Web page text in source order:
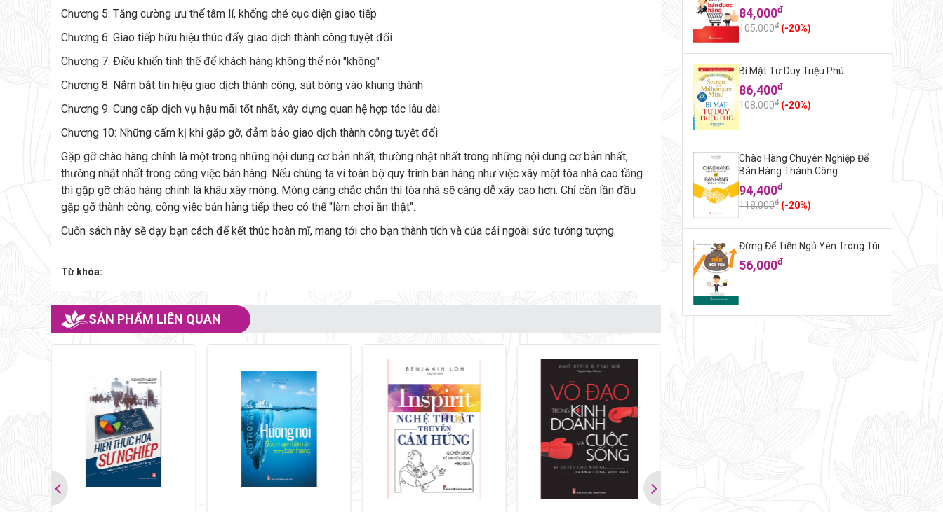
Chương 5: Tăng cường ưu thế tâm lí, khống ché cục diện giao tiếp
Chương 6: Giao tiếp hữu hiệu thúc đẩy giao dịch thành công tuyệt đối
Chương 7: Điều khiển tình thế để khách hàng không thể nói "không"
Chương 8: Nắm bắt tín hiệu giao dịch thành công, sút bóng vào khung thành
Chương 9: Cung cấp dịch vụ hậu mãi tốt nhất, xây dựng quan hệ hợp tác lâu dài
Chương 10: Những cấm kị khi gặp gỡ, đảm bảo giao dịch thành công tuyệt đối
Gặp gỡ chào hàng chính là một trong những nội dung cơ bản nhất, thường nhật nhất trong những nội dung cơ bản nhất,
thường nhật nhất trong công việc bán hàng. Nếu chúng ta ví toàn bộ quy trình bán hàng như việc xây một tòa nhà cao tầng
thì gặp gỡ chào hàng chính là khâu xây móng. Móng càng chắc chắn thì tòa nhà sẽ càng dễ xây cao hơn. Chỉ cần lần đầu
gặp gỡ thành công, công việc bán hàng tiếp theo có thể "làm chơi ăn thật".
Cuốn sách này sẽ dạy bạn cách để kết thúc hoàn mĩ, mang tới cho bạn thành tích và của cải ngoài sức tưởng tượng.
Từ khóa:
SẢN PHẨM LIÊN QUAN
84,000đ
105,000đ (-20%)
Bí Mật Tư Duy Triệu Phú
86,400đ
108,000đ (-20%)
Chào Hàng Chuyên Nghiệp Để
Bán Hàng Thành Công
94,400đ
118,000đ (-20%)
Đừng Để Tiền Ngủ Yên Trong Túi
56,000đ